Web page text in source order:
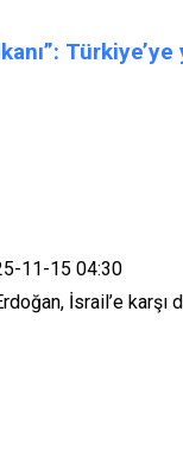
11-15 04:30
İsrail’e